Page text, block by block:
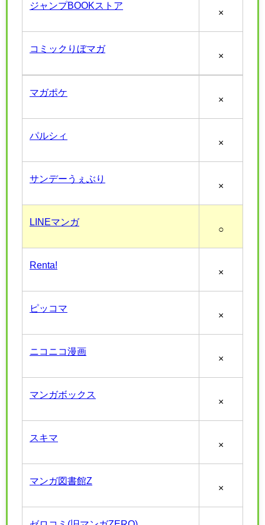
ジャンプBOOKストア
×
コミックりぼマガ
×
マガポケ
×
パルシィ
×
サンデーうぇぶり
×
LINEマンガ
○
Renta!
×
ピッコマ
×
ニコニコ漫画
×
マンガボックス
×
スキマ
×
マンガ図書館Z
×